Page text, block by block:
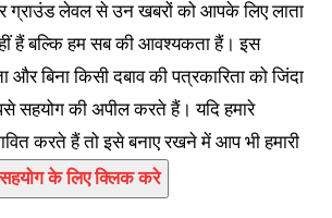
लेवल से उन खबरों को आपके लिए लाता
हैं बल्कि हम सब की आवश्यकता हैं। इस
बिना किसी दबाव की पत्रकारिता को जिंदा
सहयोग की अपील करते हैं। यदि हमारे
करते हैं तो इसे बनाए रखने में आप भी हमारी
के लिए क्लिक करे